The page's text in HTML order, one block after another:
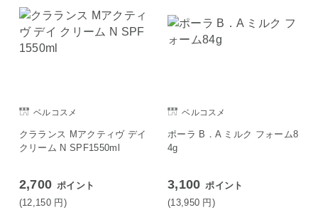
ベルコスメ
クラランス Mアクティヴ デイ
クリーム N SPF1550ml
2,700 ポイント
(12,150 円)
ベルコスメ
ポーラ B．A ミルク フォーム8
4g
3,100 ポイント
(13,950 円)